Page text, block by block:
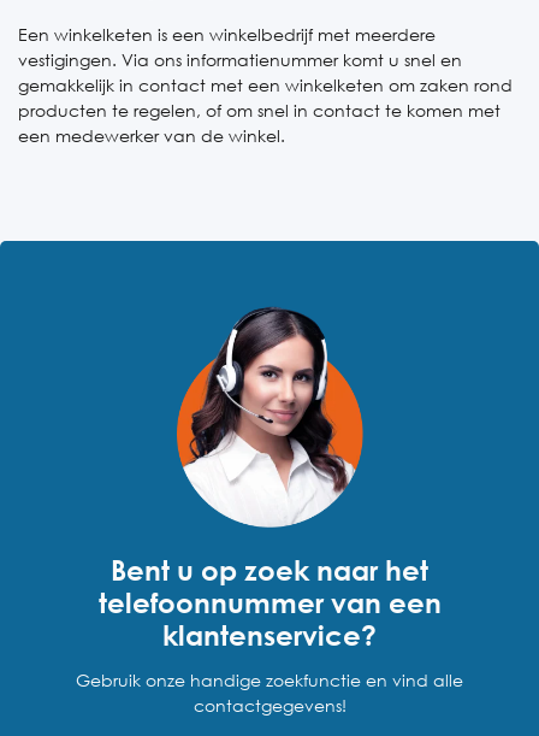
Een winkelketen is een winkelbedrijf met meerdere
vestigingen. Via ons informatienummer komt u snel en
gemakkelijk in contact met een winkelketen om zaken rond
producten te regelen, of om snel in contact te komen met
een medewerker van de winkel.
Bent u op zoek naar het
telefoonnummer van een
klantenservice?
Gebruik onze handige zoekfunctie en vind alle
contactgegevens!